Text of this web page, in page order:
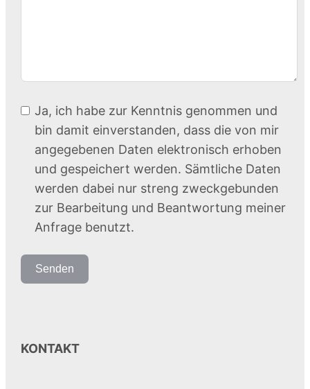
Ja, ich habe zur Kenntnis genommen und
bin damit einverstanden, dass die von mir
angegebenen Daten elektronisch erhoben
und gespeichert werden. Sämtliche Daten
werden dabei nur streng zweckgebunden
zur Bearbeitung und Beantwortung meiner
Anfrage benutzt.
Senden
KONTAKT